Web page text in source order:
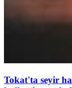
Tokat'ta seyir